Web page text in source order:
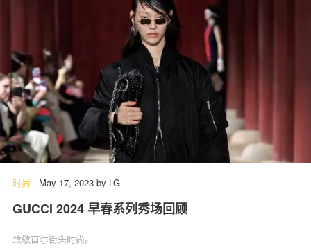
时尚 - May 17, 2023 by LG
GUCCI 2024 早春系列秀场回顾
致敬首尔街头时尚。